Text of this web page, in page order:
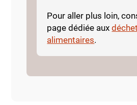
Pour aller plus loin,
page dédiée aux
alimentaires.